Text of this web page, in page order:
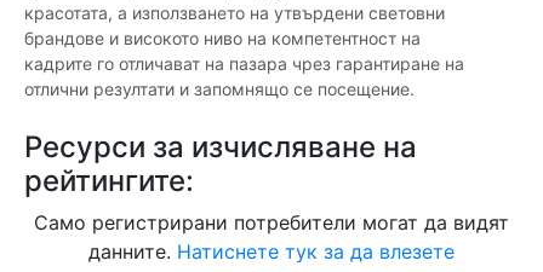
красотата, а използването на утвърдени световни
брандове и високото ниво на компетентност на
кадрите го отличават на пазара чрез гарантиране на
отлични резултати и запомнящо се посещение.
Ресурси за изчисляване на
рейтингите:
Само регистрирани потребители могат да видят
данните. Натиснете тук за да влезете